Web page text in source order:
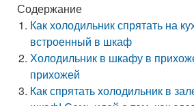
Содержание
Как холодильник спрятать на
встроенный в шкаф
Холодильник в шкафу в
прихожей
Как спрятать холодильник в